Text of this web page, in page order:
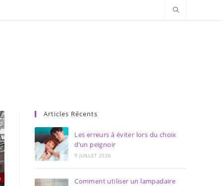
Articles Récents
Les erreurs à éviter lors du choix
d’un peignoir
9 JUILLET 2026
Comment utiliser un lampadaire